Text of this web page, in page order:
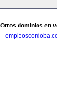
Otros dominios en